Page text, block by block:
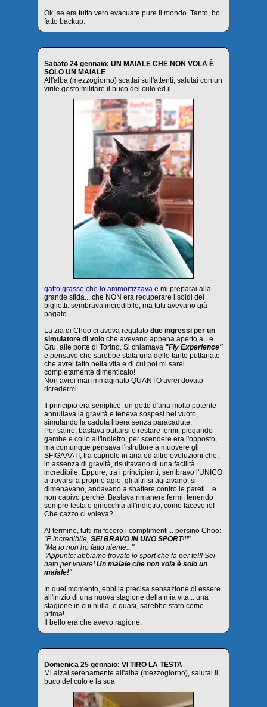
Ok, se era tutto vero evacuate pure il mondo. Tanto, ho
fatto backup.
Sabato 24 gennaio: UN MAIALE CHE NON VOLA È
SOLO UN MAIALE
All'alba (mezzogiorno) scattai sull'attenti, salutai con un
virile gesto militare il buco del culo ed il
gatto grasso che lo ammortizzava e mi preparai alla
grande sfida... che NON era recuperare i soldi dei
biglietti: sembrava incredibile, ma tutti avevano già
pagato.
La zia di Choo ci aveva regalato due ingressi per un
simulatore di volo che avevano appena aperto a Le
Gru, alle porte di Torino. Si chiamava "Fly Experience"
e pensavo che sarebbe stata una delle tante puttanate
che avrei fatto nella vita e di cui poi mi sarei
completamente dimenticato!
Non avrei mai immaginato QUANTO avrei dovuto
ricredermi.
Il principio era semplice: un getto d'aria molto potente
annullava la gravità e teneva sospesi nel vuoto,
simulando la caduta libera senza paracadute.
Per salire, bastava buttarsi e restare fermi, piegando
gambe e collo all'indietro; per scendere era l'opposto,
ma comunque pensava l'istruttore a muovere gli
SFIGAAATI, tra capriole in aria ed altre evoluzioni che,
in assenza di gravità, risultavano di una facilità
incredibile. Eppure, tra i principianti, sembravo l'UNICO
a trovarsi a proprio agio: gli altri si agitavano, si
dimenavano, andavano a sbattere contro le pareti... e
non capivo perché. Bastava rimanere fermi, tenendo
sempre testa e ginocchia all'indietro, come facevo io!
Che cazzo ci voleva?
Al termine, tutti mi fecero i complimenti... persino Choo:
"È incredibile, SEI BRAVO IN UNO SPORT!!!"
"Ma io non ho fatto niente..."
"Appunto: abbiamo trovato lo sport che fa per te!!! Sei
nato per volare!Un maiale che non vola è solo un
maiale!"
In quel momento, ebbi la precisa sensazione di essere
all'inizio di una nuova stagione della mia vita... una
stagione in cui nulla, o quasi, sarebbe stato come
prima!
Il bello era che avevo ragione.
Domenica 25 gennaio: VI TIRO LA TESTA
Mi alzai serenamente all'alba (mezzogiorno), salutai il
buco del culo e la sua